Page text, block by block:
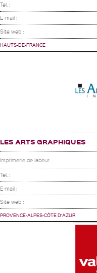
Tel. :
E-mail :
Site web :
HAUTS-DE-FRANCE
LES ARTS GRAPHIQUES
Imprimerie de labeur.
Tel. :
E-mail :
Site web :
PROVENCE-ALPES-CÔTE D'AZUR